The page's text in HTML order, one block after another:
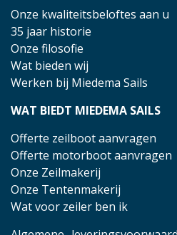
Onze kwaliteitsbeloftes aan u
35 jaar historie
Onze filosofie
Wat bieden wij
Werken bij Miedema Sails
WAT BIEDT MIEDEMA SAILS
Offerte zeilboot aanvragen
Offerte motorboot aanvragen
Onze Zeilmakerij
Onze Tentenmakerij
Wat voor zeiler ben ik